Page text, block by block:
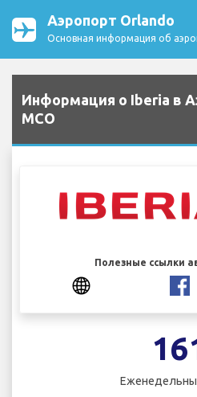
Аэропорт Orlando
Основная информация об
Информация о Iberia в
MCO
Полезные ссылки